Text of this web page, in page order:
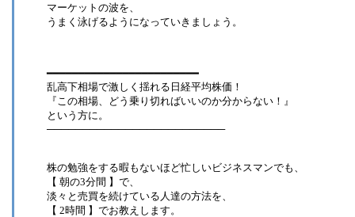
マーケットの波を、
うまく泳げるようになっていきましょう。
━━━━━━━━━━━━━━━━━━━━━━━━
乱高下相場で激しく揺れる日経平均株価！
『この相場、どう乗り切ればいいのか分からない！』
という方に。
─────────────────────────
株の勉強をする暇もないほど忙しいビジネスマンでも、
【 朝の3分間 】で、
淡々と売買を続けている人達の方法を、
【 2時間 】でお教えします。